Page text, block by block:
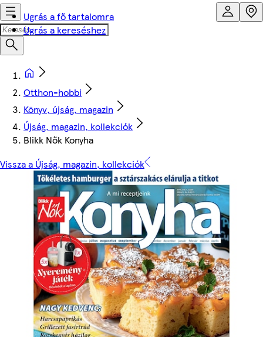
Ugrás a fő tartalomra
Ugrás a kereséshez
Otthon-hobbi
Könyv, újság, magazin
Újság, magazin, kollekciók
Blikk Nők Konyha
Vissza a Újság, magazin, kollekciók